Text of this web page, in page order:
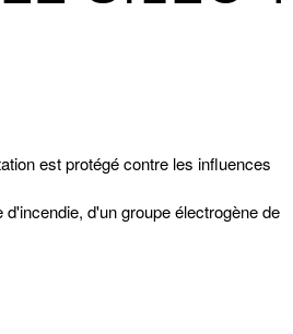
est protégé contre les influences
d'un groupe électrogène de